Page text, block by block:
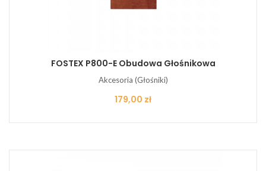
FOSTEX P800-E Obudowa Głośnikowa
Akcesoria (Głośniki)
Cena
179,00 zł